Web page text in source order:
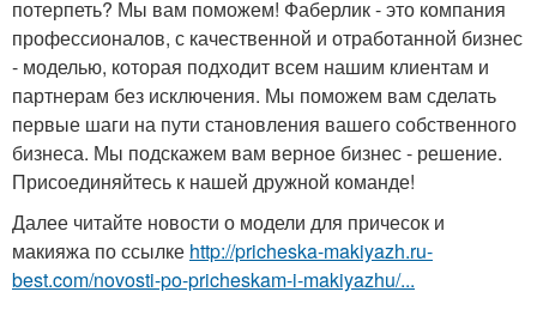
потерпеть? Мы вам поможем! Фаберлик - это компания
профессионалов, с качественной и отработанной бизнес
- моделью, которая подходит всем нашим клиентам и
партнерам без исключения. Мы поможем вам сделать
первые шаги на пути становления вашего собственного
бизнеса. Мы подскажем вам верное бизнес - решение.
Присоединяйтесь к нашей дружной команде!
Далее читайте новости о модели для причесок и
макияжа по ссылке http://pricheska-makiyazh.ru-
best.com/novosti-po-pricheskam-i-makiyazhu/...